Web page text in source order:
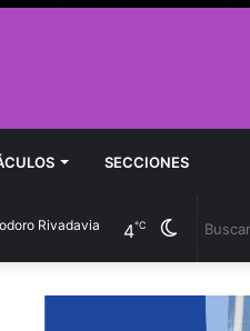
SECCIONES
Cambiar
modo
Rivadavia 4℃